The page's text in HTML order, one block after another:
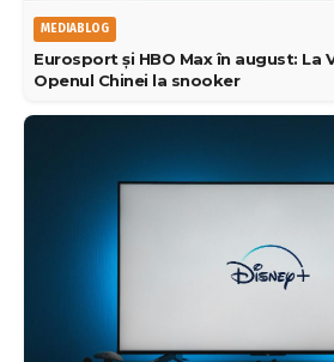
MEDIABLOG
Eurosport și HBO Max în august: La
Openul Chinei la snooker